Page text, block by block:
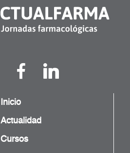
Inicio
Actualidad
Cursos